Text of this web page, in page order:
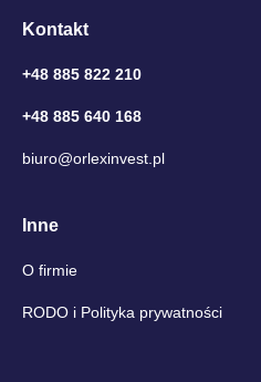
Kontakt
+48 885 822 210
+48 885 640 168
biuro@orlexinvest.pl
Inne
O firmie
RODO i Polityka prywatności